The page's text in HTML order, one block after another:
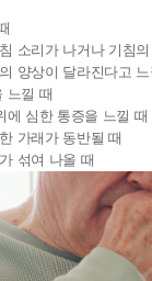
소리가 나거나 기침
양상이 달라진다고 느
느낄 때
에 심한 통증을 느낄 때
가래가 동반될 때
섞여 나올 때